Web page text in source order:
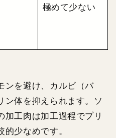
極めて少ない
ンを避け、カルビ（バ
ン体を抑えられます。ソ
加工肉は加工過程でプリ
少なめです。